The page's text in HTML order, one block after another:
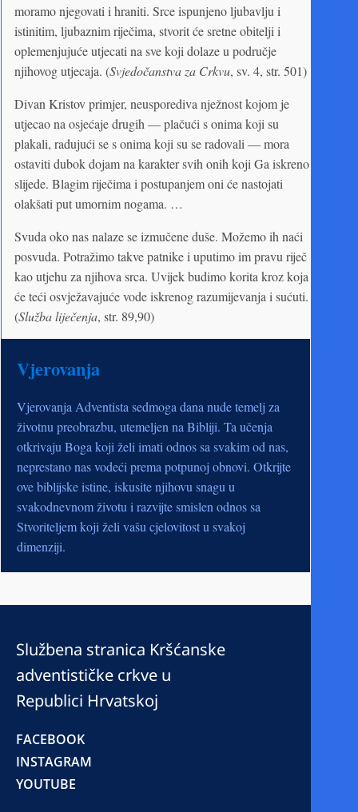
moramo njegovati i hraniti. Srce ispunjeno ljubavlju i
istinitim, ljubaznim riječima, stvorit će sretne obitelji i
oplemenjujuće utjecati na sve koji dolaze u područje
njihovog utjecaja. (Svjedočanstva za Crkvu, sv. 4, str. 501)
Divan Kristov primjer, neusporediva nježnost kojom je
utjecao na osjećaje drugih — plačući s onima koji su
plakali, radujući se s onima koji su se radovali — mora
ostaviti dubok dojam na karakter svih onih koji Ga iskreno
slijede. Blagim riječima i postupanjem oni će nastojati
olakšati put umornim nogama. …
Svuda oko nas nalaze se izmučene duše. Možemo ih naći
posvuda. Potražimo takve patnike i uputimo im pravu riječ
kao utjehu za njihova srca. Uvijek budimo korita kroz koja
će teći osvježavajuće vode iskrenog razumijevanja i sućuti.
(Služba liječenja, str. 89,90)
Vjerovanja
Vjerovanja Adventista sedmoga dana nude temelj za
životnu preobrazbu, utemeljen na Bibliji. Ta učenja
otkrivaju Boga koji želi imati odnos sa svakim od nas,
neprestano nas vodeći prema potpunoj obnovi. Otkrijte
ove biblijske istine, iskusite njihovu snagu u
svakodnevnom životu i razvijte smislen odnos sa
Stvoriteljem koji želi vašu cjelovitost u svakoj
dimenziji.
Službena stranica Kršćanske
adventističke crkve u
Republici Hrvatskoj
FACEBOOK
INSTAGRAM
YOUTUBE